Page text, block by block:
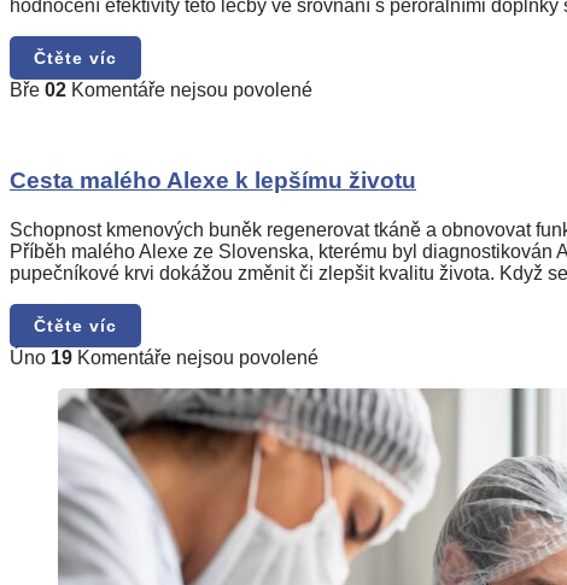
krve
hodnocení efektivity této léčby ve srovnání s perorálními
Čtěte víc
Bře 02 Komentáře nejsou povolenéu
Cesta
malého
k
lepšímu
životu
Cesta malého Alexe k lepšímu životu
Schopnost kmenových buněk regenerovat tkáně a obnovovat
Příběh malého Alexe ze Slovenska, kterému byl
pupečníkové krvi dokážou změnit či zlepšit kvalitu života. Když
Čtěte víc
Úno 19 Komentáře nejsou povolenéu
s
názvem
Přehled
využití
perinatálních
buněk
v
klinických
studiích